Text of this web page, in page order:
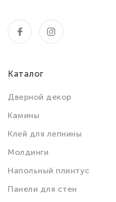
Каталог
Дверной декор
Камины
Клей для лепнины
Молдинги
Напольный плинтус
Панели для стен